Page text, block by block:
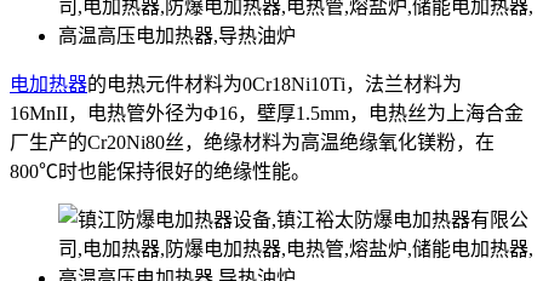
电加热器的电热元件材料为0Cr18Ni10Ti，法兰材料为
16MnII，电热管外径为Φ16，壁厚1.5mm，电热丝为上海合金
厂生产的Cr20Ni80丝，绝缘材料为高温绝缘氧化镁粉，在
800℃时也能保持很好的绝缘性能。